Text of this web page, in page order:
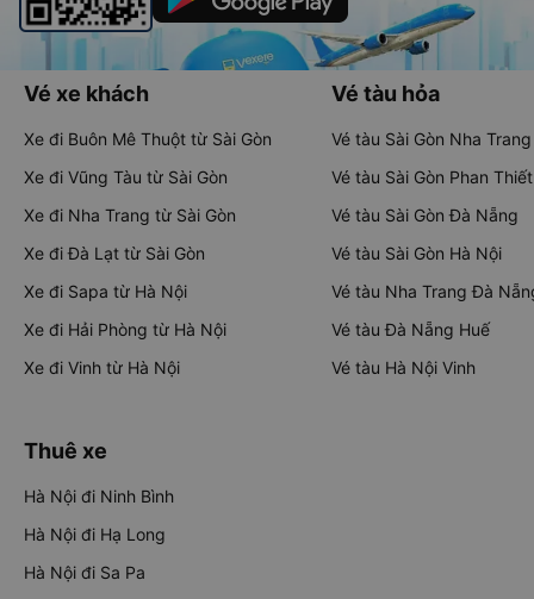
Vé xe khách
Xe đi Buôn Mê Thuột từ Sài Gòn
Xe đi Vũng Tàu từ Sài Gòn
Xe đi Nha Trang từ Sài Gòn
Xe đi Đà Lạt từ Sài Gòn
Xe đi Sapa từ Hà Nội
Xe đi Hải Phòng từ Hà Nội
Xe đi Vinh từ Hà Nội
Vé tàu hỏa
Vé tàu Sài Gòn Nha Trang
Vé tàu Sài Gòn Phan Thiết
Vé tàu Sài Gòn Đà Nẵng
Vé tàu Sài Gòn Hà Nội
Vé tàu Nha Trang Đà
Vé tàu Đà Nẵng Huế
Vé tàu Hà Nội Vinh
Thuê xe
Hà Nội đi Ninh Bình
Hà Nội đi Hạ Long
Hà Nội đi Sa Pa